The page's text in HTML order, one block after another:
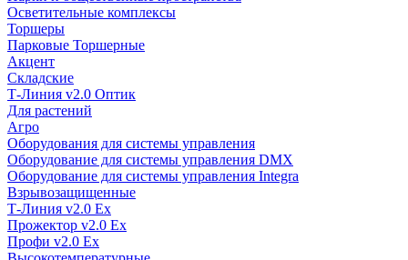
Осветительные комплексы
Торшеры
Парковые Торшерные
Акцент
Складские
Т-Линия v2.0 Оптик
Для растений
Агро
Оборудования для системы управления
Оборудование для системы управления DMX
Оборудование для системы управления Integra
Взрывозащищенные
Т-Линия v2.0 Ex
Прожектор v2.0 Ex
Профи v2.0 Ex